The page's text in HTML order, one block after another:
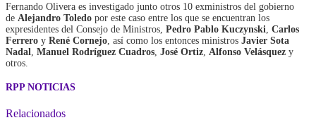
Fernando Olivera es investigado junto otros 10 exministros del gobierno
de Alejandro Toledo por este caso entre los que se encuentran los
expresidentes del Consejo de Ministros, Pedro Pablo Kuczynski Carlos
Ferrero y René Cornejo , así como los entonces ministros Javier Sota
Nadal Manuel Rodríguez Cuadros José Ortiz Alfonso Velásquez y
otros.
RPP NOTICIAS
Relacionados